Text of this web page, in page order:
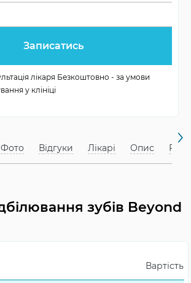
Переваги відбілювання:
м’який вплив на емаль
швидкість процедури (до 45
хвилин)
результат тримається до 2-х
завдяки холодному світлу
лікаря Безкоштовно - за умови
у клініці
Фото Відгуки Лікарі Опис FAQ
зубів Beyond
Вартість